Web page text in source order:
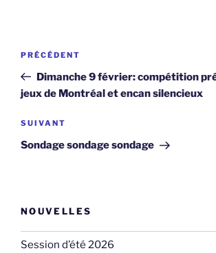
Navigation
l'article
Article
précédent
PRÉCÉDENT
Dimanche 9 février: compétition
jeux de Montréal et encan silencieux
Article
suivant
SUIVANT
Sondage sondage sondage
NOUVELLES
Session d’été 2026